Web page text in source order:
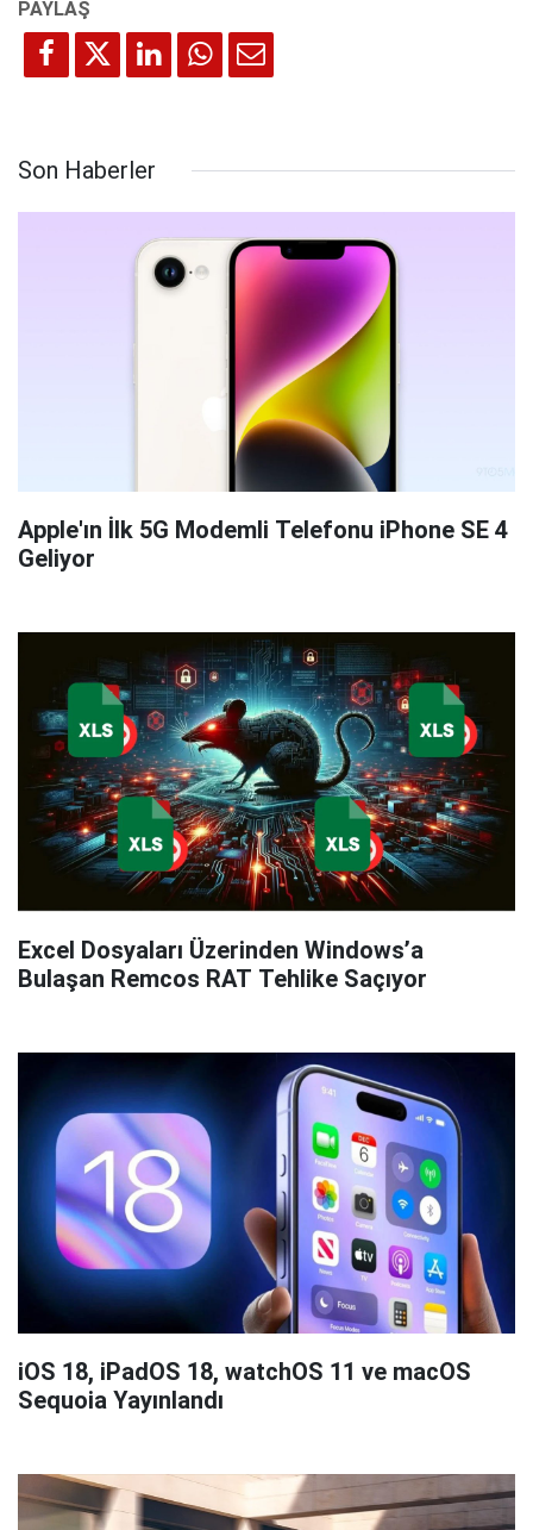
Son Haberler
Apple'ın İlk 5G Modemli Telefonu iPhone SE 4
Geliyor
Excel Dosyaları Üzerinden Windows’a
Bulaşan Remcos RAT Tehlike Saçıyor
iOS 18, iPadOS 18, watchOS 11 ve macOS
Sequoia Yayınlandı